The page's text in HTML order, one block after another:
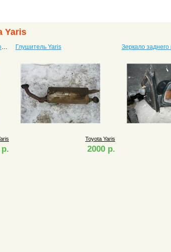
Yaris
Педаль (педальный узел) тормоза Yaris
р.
Глушитель Yaris
Toyota Yaris
2000 р.
Зеркало заднего